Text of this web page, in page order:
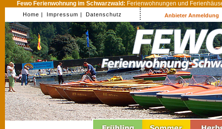
Fewo Ferienwohnung im Schwarzwald: Ferienwohnungen und
Home | Impressum | Datenschutz Anbieter Anmeldung